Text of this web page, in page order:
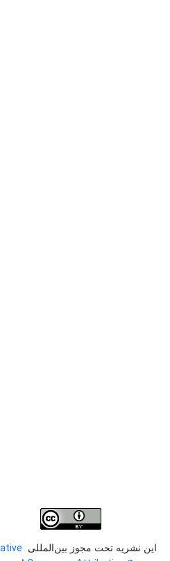
این نشریه تحت مجوز بین‌المللی